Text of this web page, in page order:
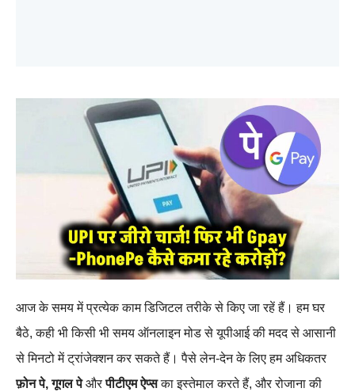
आज के समय में प्रत्येक काम डिजिटल तरीके से किए जा रहें हैं। हम घर
बैठे, कही भी किसी भी समय ऑनलाइन मोड से यूपीआई की मदद से आसानी
से मिनटो में ट्रांजेक्शन कर सकते हैं। पैसे लेन-देन के लिए हम अधिकतर
फ़ोन पे, गूगल पेऔरपीटीएम ऐप्सका इस्तेमाल करते हैं, और रोजाना की